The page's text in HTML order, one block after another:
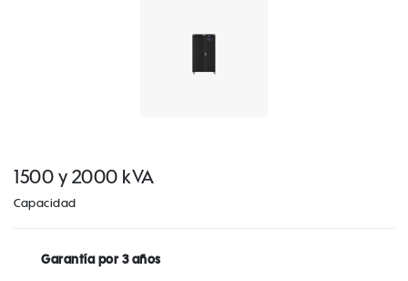
1500 y 2000 kVA
Capacidad
Garantía por 3 años